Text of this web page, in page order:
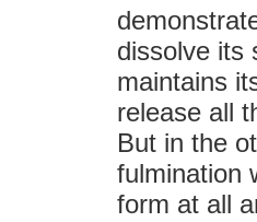
dissolve its
maintains
release all
But in the
fulmination
form at all